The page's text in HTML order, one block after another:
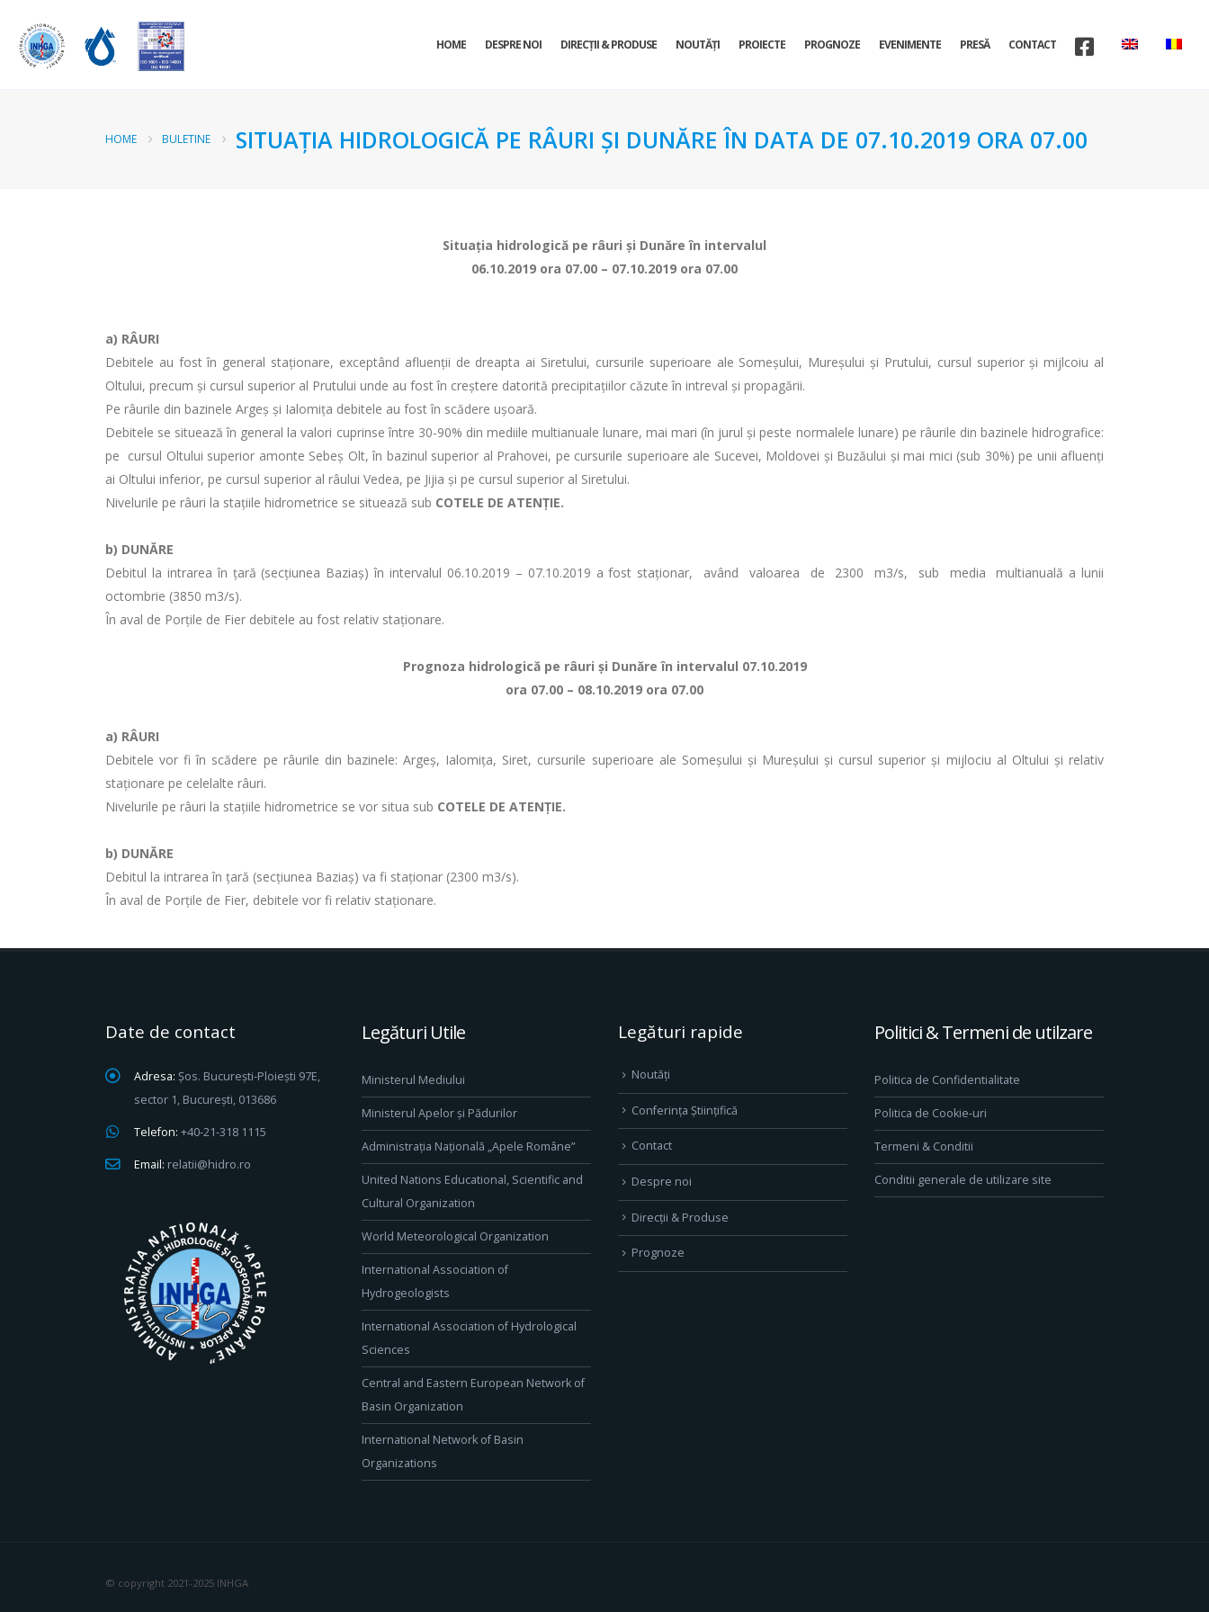
HOME DESPRE NOI DIRECŢII & PRODUSE NOUTĂȚI PROIECTE PROGNOZE EVENIMENTE PRESĂ CONTACT
HOME BULETINE SITUAŢIA HIDROLOGICĂ PE RÂURI ŞI DUNĂRE ÎN DATA DE 07.10.2019 ORA 07.00
Situaţia hidrologică pe râuri şi Dunăre în intervalul
06.10.2019 ora 07.00 – 07.10.2019 ora 07.00
a) RÂURI
Debitele au fost în general staţionare, exceptând afluenţii de dreapta ai Siretului, cursurile superioare ale Someşului, Mureşului şi Prutului, cursul superior şi mijlcoiu al
Oltului, precum şi cursul superior al Prutului unde au fost în creştere datorită precipitaţiilor căzute în intreval şi propagării.
Pe râurile din bazinele Argeş şi Ialomiţa debitele au fost în scădere uşoară.
Debitele se situează în general la valori cuprinse între 30-90% din mediile multianuale lunare, mai mari (în jurul și peste normalele lunare) pe râurile din bazinele hidrografice:
pe cursul Oltului superior amonte Sebeş Olt, în bazinul superior al Prahovei, pe cursurile superioare ale Sucevei, Moldovei şi Buzăului şi mai mici (sub 30%) pe unii afluenţi
ai Oltului inferior, pe cursul superior al râului Vedea, pe Jijia şi pe cursul superior al Siretului.
Nivelurile pe râuri la stațiile hidrometrice se situează sub COTELE DE ATENȚIE.
b) DUNĂRE
Debitul la intrarea în ţară (secţiunea Baziaş) în intervalul 06.10.2019 – 07.10.2019 a fost staţionar, având valoarea de 2300 m3/s, sub media multianuală a lunii
octombrie (3850 m3/s).
În aval de Porţile de Fier debitele au fost relativ staţionare.
Prognoza hidrologică pe râuri şi Dunăre în intervalul 07.10.2019
ora 07.00 – 08.10.2019 ora 07.00
a) RÂURI
Debitele vor fi în scădere pe râurile din bazinele: Argeş, Ialomiţa, Siret, cursurile superioare ale Someşului şi Mureşului şi cursul superior şi mijlociu al Oltului şi relativ
staţionare pe celelalte râuri.
Nivelurile pe râuri la stațiile hidrometrice se vor situa sub COTELE DE ATENȚIE.
b) DUNĂRE
Debitul la intrarea în ţară (secţiunea Baziaş) va fi staţionar (2300 m3/s).
În aval de Porţile de Fier, debitele vor fi relativ staţionare.
Date de contact
Adresa: Șos. București-Ploiești 97E,
sector 1, București, 013686
Telefon: +40-21-318 1115
Email: relatii@hidro.ro
Legături Utile
Ministerul Mediului
Ministerul Apelor și Pădurilor
Administrația Națională „Apele Române”
United Nations Educational, Scientific and
Cultural Organization
World Meteorological Organization
International Association of
Hydrogeologists
International Association of Hydrological
Sciences
Central and Eastern European Network of
Basin Organization
International Network of Basin
Organizations
Legături rapide
Noutăți
Conferința Științifică
Contact
Despre noi
Direcţii & Produse
Prognoze
Politici & Termeni de utilzare
Politica de Confidentialitate
Politica de Cookie-uri
Termeni & Conditii
Conditii generale de utilizare site
© copyright 2021-2025 INHGA